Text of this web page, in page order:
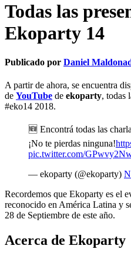
Todas las
Ekoparty 14
Publicado por Daniel
A partir de ahora, se encuentra
de YouTube de ekoparty, todas
#eko14 2018.
🆕 Encontrá todas las
¡No te pierdas ninguna!
pic.twitter.com/
— ekoparty (@ekoparty)
Recordemos que Ekoparty es el
reconocido en América Latina y
28 de Septiembre de este año.
Acerca de Ekoparty